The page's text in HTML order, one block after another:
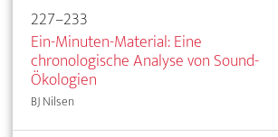
227–233
Ein-Minuten-Material: Eine
chronologische Analyse von Sound-
Ökologien
BJ Nilsen